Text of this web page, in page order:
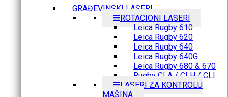
GRAĐEVINSKI LASERI
ROTACIONI LASERI
Leica Rugby 610
Leica Rugby 620
Leica Rugby 640
Leica Rugby 640G
Leica Rugby 680 & 670
Rugby CLA / CLH / CLI
LASERI ZA KONTROLU
MAŠINA